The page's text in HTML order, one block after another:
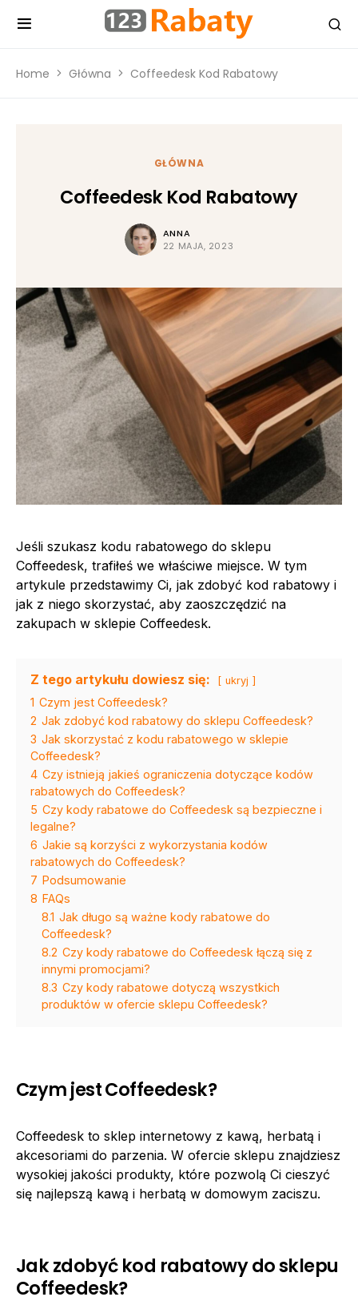
Home Główna Coffeedesk Kod Rabatowy
GŁÓWNA
Coffeedesk Kod Rabatowy
ANNA
22 MAJA, 2023
Jeśli szukasz kodu rabatowego do sklepu
Coffeedesk, trafiłeś we właściwe miejsce. W tym
artykule przedstawimy Ci, jak zdobyć kod rabatowy i
jak z niego skorzystać, aby zaoszczędzić na
zakupach w sklepie Coffeedesk.
Z tego artykułu dowiesz się: ukryj
1 Czym jest Coffeedesk?
2 Jak zdobyć kod rabatowy do sklepu Coffeedesk?
3 Jak skorzystać z kodu rabatowego w sklepie
Coffeedesk?
4 Czy istnieją jakieś ograniczenia dotyczące kodów
rabatowych do Coffeedesk?
5 Czy kody rabatowe do Coffeedesk są bezpieczne i
legalne?
6 Jakie są korzyści z wykorzystania kodów
rabatowych do Coffeedesk?
7 Podsumowanie
8 FAQs
8.1 Jak długo są ważne kody rabatowe do
Coffeedesk?
8.2 Czy kody rabatowe do Coffeedesk łączą się z
innymi promocjami?
8.3 Czy kody rabatowe dotyczą wszystkich
produktów w ofercie sklepu Coffeedesk?
Czym jest Coffeedesk?
Coffeedesk to sklep internetowy z kawą, herbatą i
akcesoriami do parzenia. W ofercie sklepu znajdziesz
wysokiej jakości produkty, które pozwolą Ci cieszyć
się najlepszą kawą i herbatą w domowym zaciszu.
Jak zdobyć kod rabatowy do sklepu
Coffeedesk?